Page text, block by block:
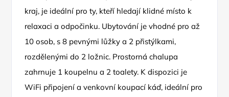
kraj, je ideální pro ty, kteří hledají klidné místo k
relaxaci a odpočinku. Ubytování je vhodné pro až
10 osob, s 8 pevnými lůžky a 2 přistýlkami,
rozdělenými do 2 ložnic. Prostorná chalupa
zahrnuje 1 koupelnu a 2 toalety. K dispozici je
WiFi připojení a venkovní koupací káď, ideální pro